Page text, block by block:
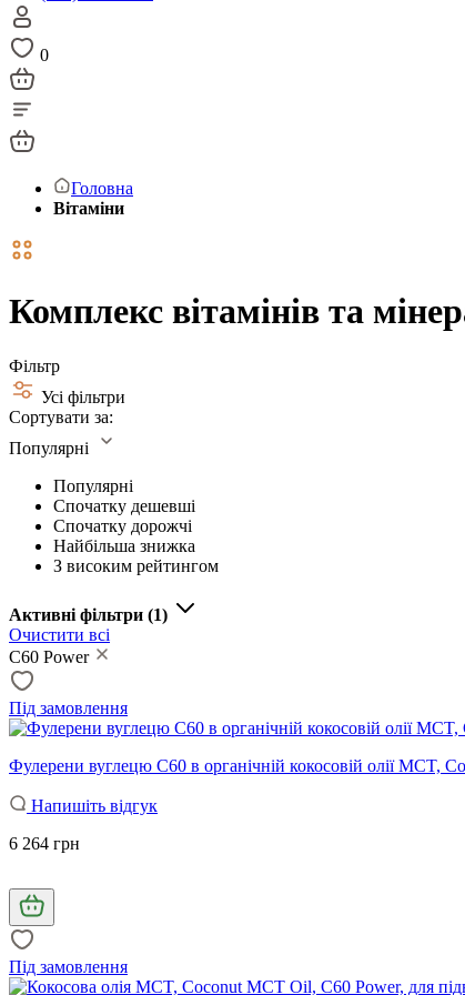
0
Головна
Вітаміни
Комплекс вітамінів та
Фільтр
Усі фільтри
Сортувати за:
Популярні
Популярні
Спочатку дешевші
Спочатку дорожчі
Найбільша знижка
З високим рейтингом
Активні фільтри (1)
Очистити всі
C60 Power
Під замовлення
Фулерени вуглецю C60 в органічній кокосовій олії MCT,
Напишіть відгук
6 264 грн
Під замовлення